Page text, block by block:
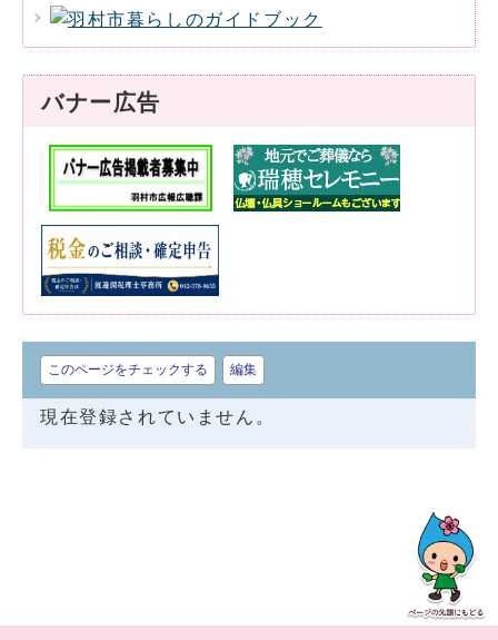
バナー広告
このページをチェックする 編集
現在登録されていません。